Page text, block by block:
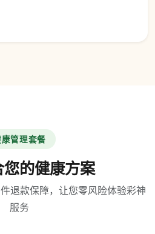
管理套餐
的健康方案
退款保障，让您零风险体验彩神
服务